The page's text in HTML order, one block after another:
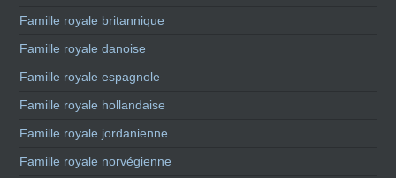
Famille royale britannique
Famille royale danoise
Famille royale espagnole
Famille royale hollandaise
Famille royale jordanienne
Famille royale norvégienne